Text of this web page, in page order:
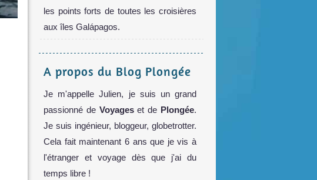
les points forts de toutes les croisières
aux îles Galápagos.
A propos du Blog Plongée
Je m'appelle Julien, je suis un grand
passionné de Voyageset de Plongée.
Je suis ingénieur, bloggeur, globetrotter.
Cela fait maintenant 6 ans que je vis à
l'étranger et voyage dès que j'ai du
temps libre !